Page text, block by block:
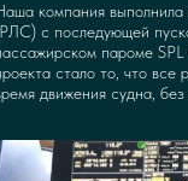
компания выполнила
с последующей
пароме
стало то, что все
движения судна,